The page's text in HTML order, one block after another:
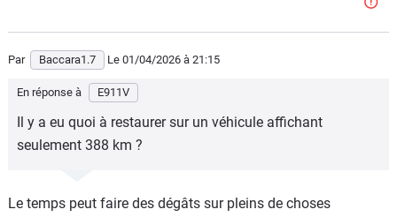
Par Baccara1.7 Le 01/04/2026 à 21:15
En réponse à E911V
Il y a eu quoi à restaurer sur un véhicule affichant
seulement 388 km ?
Le temps peut faire des dégâts sur pleins de choses